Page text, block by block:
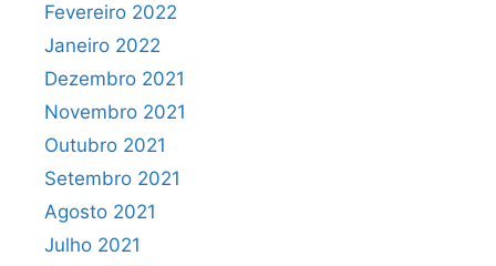
Fevereiro 2022
Janeiro 2022
Dezembro 2021
Novembro 2021
Outubro 2021
Setembro 2021
Agosto 2021
Julho 2021